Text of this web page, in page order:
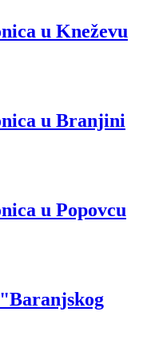
u Kneževu
u Branjini
u Popovcu